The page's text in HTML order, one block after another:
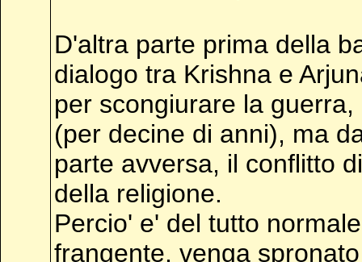
D'altra parte prima della
dialogo tra Krishna e
per scongiurare la
(per decine di anni), ma
parte avversa, il conflitto
della religione.
Percio' e' del tutto
frangente, venga